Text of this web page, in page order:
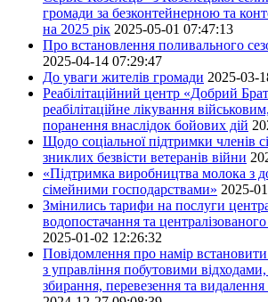
громади за безконтейнерною та
на 2025 рік 2025-05-01 07:47:13
Про встановлення поливального
2025-04-14 07:29:47
До уваги жителів громади 2025-03-
Реабілітаційний центр «Добрий
реабілітаційне лікування
поранення внаслідок бойових дій
Щодо соціальної підтримки членів
зниклих безвісти ветеранів війни
«Підтримка виробництва молока з
сімейними господарствами» 2025-
Змінились тарифи на послуги
водопостачання та
2025-01-02 12:26:32
Повідомлення про намір
з управління побутовими
збирання, перевезення та видалення